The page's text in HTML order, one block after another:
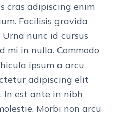
cras adipiscing enim
Facilisis gravida
nunc id cursus
mi in nulla. Commodo
ipsum a arcu
adipiscing elit
In est ante in nibh
Morbi non arcu